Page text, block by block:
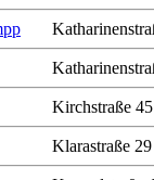
Kirchstraße 45
Klarastraße 29